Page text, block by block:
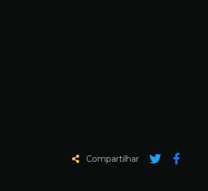
Compartilhar